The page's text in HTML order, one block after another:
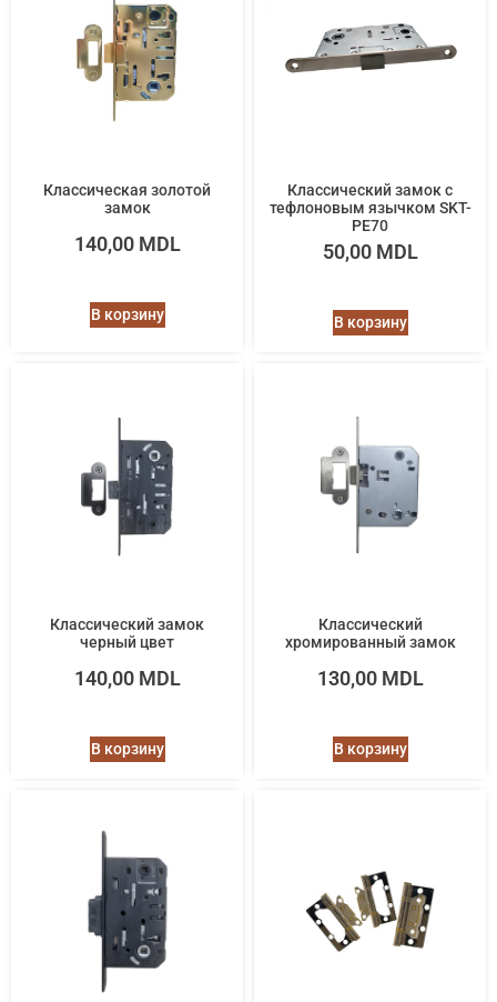
Классическая золотoй
замок
140,00 MDL
В корзину
Классический замок с
тефлоновым язычком SKT-
PE70
50,00 MDL
В корзину
Классический замок
черный цвет
140,00 MDL
В корзину
Классический
хромированный замок
130,00 MDL
В корзину